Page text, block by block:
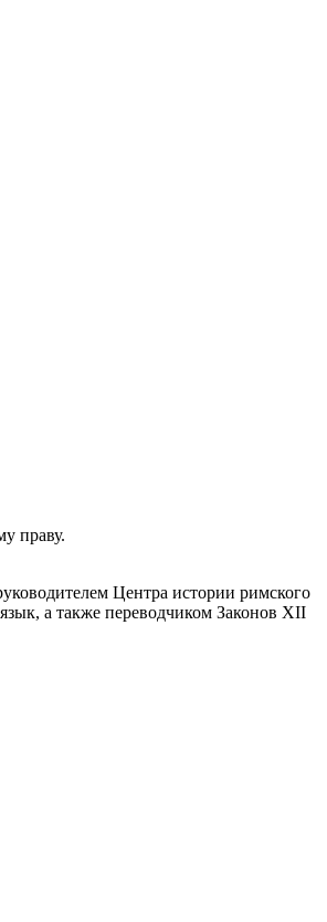
праву.
Центра истории римского
а также переводчиком Законов XII